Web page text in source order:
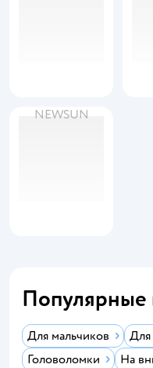
NEWSUN
Популярные
Для мальчиков Для
Головоломки
На